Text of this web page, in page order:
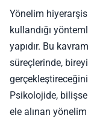
Yönelim
kullandığı
yapıdır. Bu
süreçlerinde,
Psikolojide,
ele alınan